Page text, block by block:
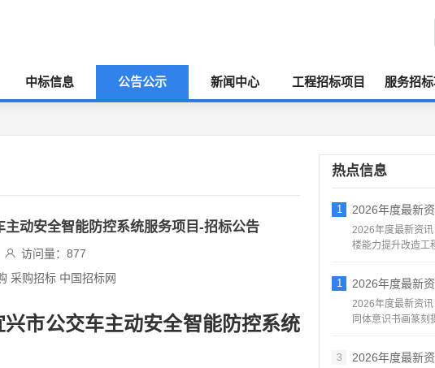
中标信息 公告公示 新闻中心 工程招标项目 服务招标
动安全智能防控系统服务项目-招标公告
访问量：877
采购招标 中国招标网
市公交车主动安全智能防控系统
热点信息
1 2026年度最新资讯
2026年度最新资
楼能力提升改造工
1 2026年度最新资讯
2026年度最新资
同体意识书画篆刻
3
2026年度最新